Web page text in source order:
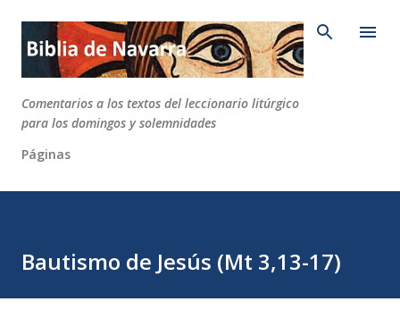
Ir al contenido principal
Comentarios a los textos del leccionario litúrgico
para los domingos y solemnidades
Páginas
Bautismo de Jesús (Mt 3,13-17)